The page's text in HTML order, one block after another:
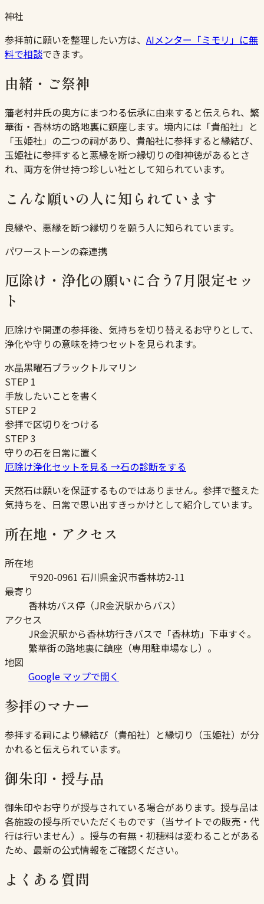
神社
参拝前に願いを整理したい方は、 AIメンター「ミモリ」に無
料で相談できます。
由緒・ご祭神
藩老村井氏の奥方にまつわる伝承に由来すると伝えられ、繁
華街・香林坊の路地裏に鎮座します。境内には「貴船社」と
「玉姫社」の二つの祠があり、貴船社に参拝すると縁結び、
玉姫社に参拝すると悪縁を断つ縁切りの御神徳があるとさ
れ、両方を併せ持つ珍しい社として知られています。
こんな願いの人に知られています
良縁や、悪縁を断つ縁切りを願う人に知られています。
パワーストーンの森連携
厄除け・浄化の願いに合う7月限定セッ
ト
厄除けや開運の参拝後、気持ちを切り替えるお守りとして、
浄化や守りの意味を持つセットを見られます。
水晶黒曜石ブラックトルマリン
STEP 1
手放したいことを書く
STEP 2
参拝で区切りをつける
STEP3
守りの石を日常に置く
厄除け浄化セットを見る →石の診断をする
天然石は願いを保証するものではありません。参拝で整えた
気持ちを、日常で思い出すきっかけとして紹介しています。
所在地・アクセス
所在地
〒920-0961 石川県金沢市香林坊2-11
最寄り
香林坊バス停（JR金沢駅からバス）
アクセス
JR金沢駅から香林坊行きバスで「香林坊」下車すぐ。
繁華街の路地裏に鎮座（専用駐車場なし）。
地図
Google マップで開く
参拝のマナー
参拝する祠により縁結び（貴船社）と縁切り（玉姫社）が分
かれると伝えられています。
御朱印・授与品
御朱印やお守りが授与されている場合があります。授与品は
各施設の授与所でいただくものです（当サイトでの販売・代
行は行いません）。授与の有無・初穂料は変わることがある
ため、最新の公式情報をご確認ください。
よくある質問